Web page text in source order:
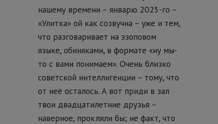
нашему времени – январю 2025-го –
«Улитка» ой как созвучна – уже и тем,
что разговаривает на эзоповом
языке, обиняками, в формате «ну мы-
то с вами понимаем». Очень близко
советской интеллигенции – тому, что
от неё осталось. А вот приди в зал
твои двадцатилетние друзья –
наверное, прокляли бы; не факт, что